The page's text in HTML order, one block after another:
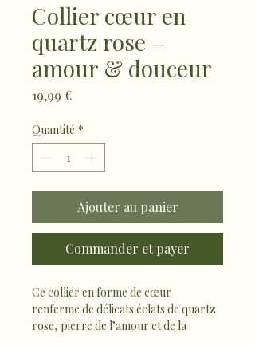
Collier cœur en
quartz rose –
amour & douceur
19,99 €Prix
Quantité *
Ajouter au panier
Commander et payer
Ce collier en forme de cœur
renferme de délicats éclats de quartz
rose, pierre de l’amour et de la